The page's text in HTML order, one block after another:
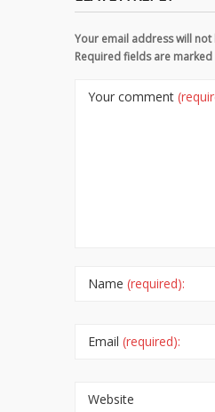
Your email address will
Required fields are marked
Your comment
Name (required):
Email (required):
Website